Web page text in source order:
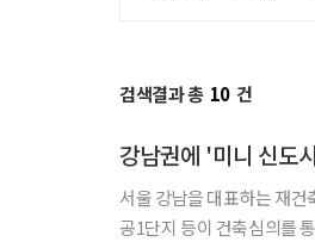
검색결과 총 10 건
강남권에 '미니 신도
서울 강남을 대표하는 재건축사업이
공1단지 등이 건축심의를